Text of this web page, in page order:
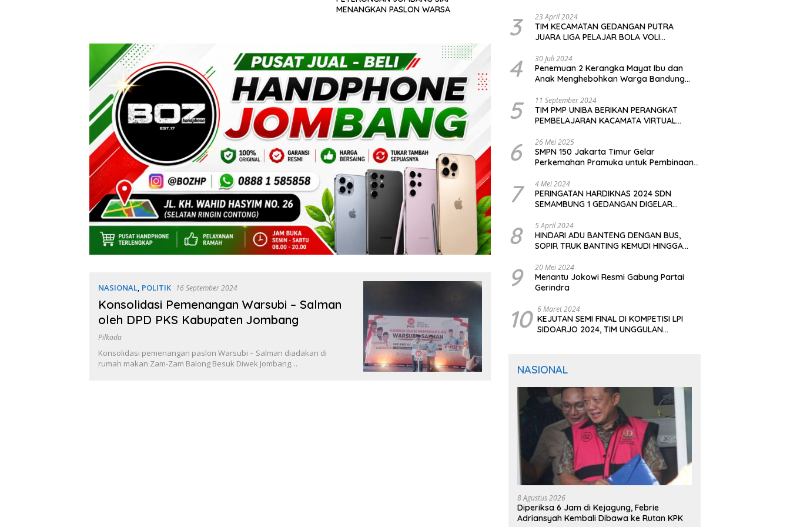
MENANGKAN PASLON WARSA
NASIONAL, POLITIK 16 September 2024
Konsolidasi Pemenangan Warsubi – Salman
oleh DPD PKS Kabupaten Jombang
Pilkada
Konsolidasi pemenangan paslon Warsubi – Salman diadakan di
rumah makan Zam-Zam Balong Besuk Diwek Jombang…
3 23 April 2024
TIM KECAMATAN GEDANGAN PUTRA
JUARA LIGA PELAJAR BOLA VOLI
4 30 Juli 2024
Penemuan 2 Kerangka Mayat Ibu dan
Anak Menghebohkan Warga Bandung
5 11 September 2024
TIM PMP UNIBA BERIKAN PERANGKAT
PEMBELAJARAN KACAMATA VIRTUAL
SERANG
6 26 Mei 2025
SMPN 150 Jakarta Timur Gelar
Perkemahan Pramuka untuk Pembinaan
7 4 Mei 2024
PERINGATAN HARDIKNAS 2024 SDN
SEMAMBUNG 1 GEDANGAN DIGELAR
8 5 April 2024
HINDARI ADU BANTENG DENGAN BUS,
SOPIR TRUK BANTING KEMUDI HINGGA
9 20 Mei 2024
Menantu Jokowi Resmi Gabung Partai
Gerindra
10 6 Maret 2024
KEJUTAN SEMI FINAL DI KOMPETISI LPI
SIDOARJO 2024, TIM UNGGULAN
NASIONAL
8 Agustus 2026
Diperiksa 6 Jam di Kejagung, Febrie
Adriansyah Kembali Dibawa ke Rutan KPK